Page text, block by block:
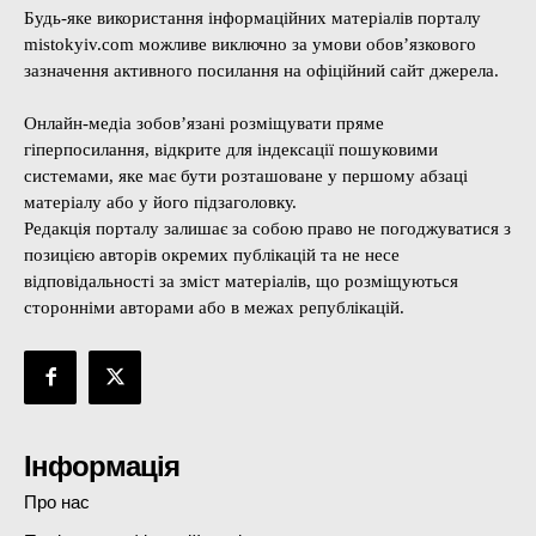
Будь-яке використання інформаційних матеріалів порталу
mistokyiv.com можливе виключно за умови обов’язкового
зазначення активного посилання на офіційний сайт джерела.
Онлайн-медіа зобов’язані розміщувати пряме
гіперпосилання, відкрите для індексації пошуковими
системами, яке має бути розташоване у першому абзаці
матеріалу або у його підзаголовку.
Редакція порталу залишає за собою право не погоджуватися з
позицією авторів окремих публікацій та не несе
відповідальності за зміст матеріалів, що розміщуються
сторонніми авторами або в межах републікацій.
Інформація
Про нас